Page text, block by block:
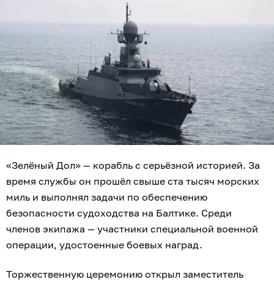
«Зелёный Дол» — корабль с серьёзной историей. За
время службы он прошёл свыше ста тысяч морских
миль и выполнял задачи по обеспечению
безопасности судоходства на Балтике. Среди
членов экипажа — участники специальной военной
операции, удостоенные боевых наград.
Торжественную церемонию открыл заместитель